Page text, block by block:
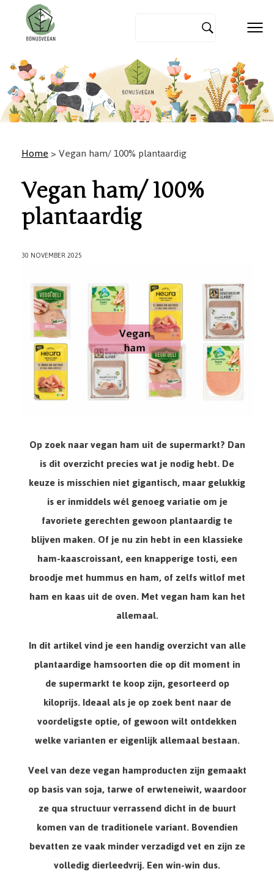
Home> Vegan ham/ 100% plantaardig
Vegan ham/ 100%
plantaardig
30 NOVEMBER 2025
Op zoek naarvegan hamuit de supermarkt? Dan
is dit overzicht precies wat je nodig hebt. De
keuze is misschien niet gigantisch, maar gelukkig
is er inmiddels wél genoeg variatie om je
favoriete gerechten gewoon plantaardig te
blijven maken. Of je nu zin hebt in een klassieke
ham-kaascroissant, een knapperige tosti, een
broodje met hummus en ham, of zelfs witlof met
ham en kaas uit de oven. Metvegan hamkan het
allemaal.
In dit artikel vind je een handig overzicht van alle
plantaardige hamsoorten die op dit moment in
de supermarkt te koop zijn, gesorteerd op
kiloprijs. Ideaal als je op zoek bent naar de
voordeligste optie, of gewoon wilt ontdekken
welke varianten er eigenlijk allemaal bestaan.
Veel van deze vegan hamproducten zijn gemaakt
op basis van soja, tarwe of erwteneiwit, waardoor
ze qua structuur verrassend dicht in de buurt
komen van de traditionele variant. Bovendien
bevatten ze vaak minder verzadigd vet en zijn ze
volledig dierleedvrij. Een win-win dus.